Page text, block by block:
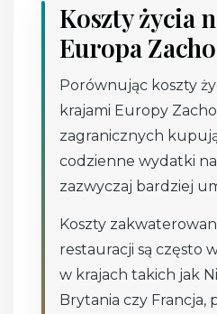
Koszty życia
Europa
Porównując koszty
krajami Europy
zagranicznych
codzienne wydatki na
zazwyczaj bardziej
Koszty
restauracji są często
w krajach takich jak
Brytania czy Francja,